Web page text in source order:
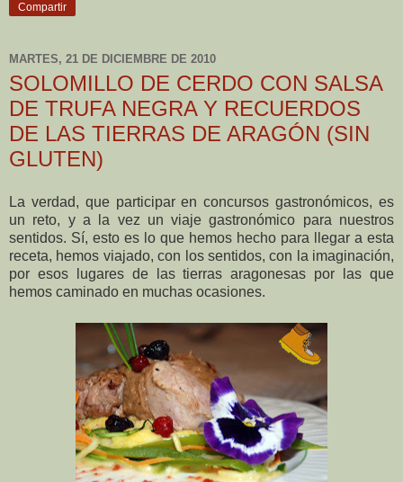
Compartir
MARTES, 21 DE DICIEMBRE DE 2010
SOLOMILLO DE CERDO CON SALSA
DE TRUFA NEGRA Y RECUERDOS
DE LAS TIERRAS DE ARAGÓN (SIN
GLUTEN)
La verdad, que participar en concursos gastronómicos, es
un reto, y a la vez un viaje gastronómico para nuestros
sentidos. Sí, esto es lo que hemos hecho para llegar a esta
receta, hemos viajado, con los sentidos, con la imaginación,
por esos lugares de las tierras aragonesas por las que
hemos caminado en muchas ocasiones.